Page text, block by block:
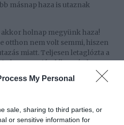
My Personal
sale, sharing to third parties, or
or sensitive information for
másnap haza is utaznak
holnap megyünk haza!
otthon nem volt semmi, hiszen
miatt. Teljesen letaglózta a
hogy se ajándék, se étel, se
és azt ettük, amit az utolsó
Nem volt halászlé vagy